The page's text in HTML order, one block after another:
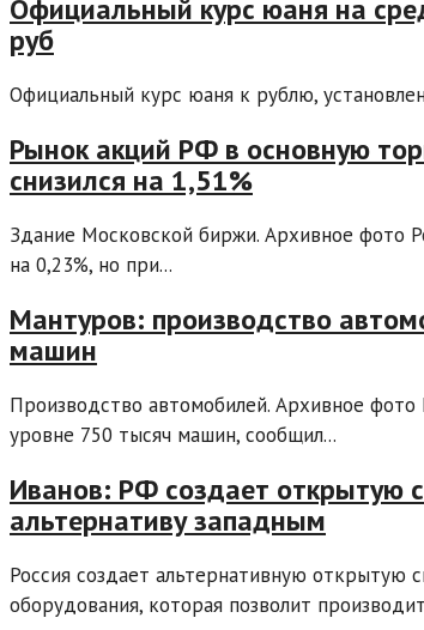
Официальный курс юаня на
руб
Официальный курс юаня к рублю,
Рынок акций РФ в основную
снизился на 1,51%
Здание Московской биржи. Архивное фото
на 0,23%, но при...
Мантуров: производство
машин
Производство автомобилей. Архивное
уровне 750 тысяч машин, сообщил...
Иванов: РФ создает открытую
альтернативу западным
Россия создает альтернативную открытую
оборудования, которая позволит